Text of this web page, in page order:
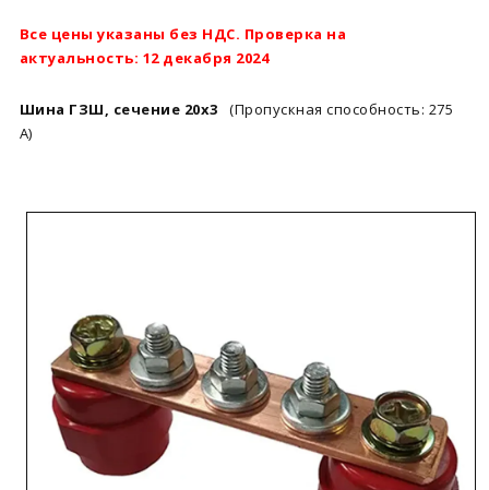
Все цены указаны без НДС. Проверка на
актуальность: 12 декабря 2024
Шина ГЗШ, сечение 20х3(Пропускная способность: 275
А)